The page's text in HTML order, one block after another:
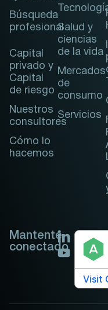
Búsqueda
profesional
Capital
privado y
Capital
de riesgo
Nuestros
consultores
Cómo lo
hacemos
Salud y
ciencias
de la vida
Mercados
de
consumo
Servicios
Mantente
conectado